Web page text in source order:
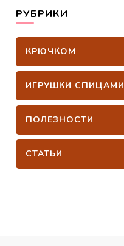
РУБРИКИ
КРЮЧКОМ
ИГРУШКИ СПИЦАМИ
ПОЛЕЗНОСТИ
СТАТЬИ